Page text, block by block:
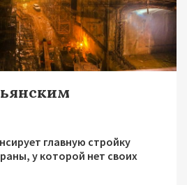
главную стройку
у которой нет своих